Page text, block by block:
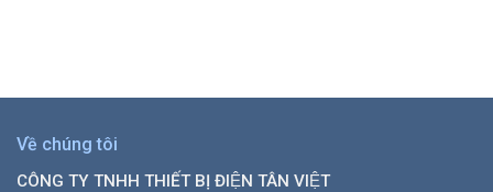
Về chúng tôi
CÔNG TY TNHH THIẾT BỊ ĐIỆN TÂN VIỆT